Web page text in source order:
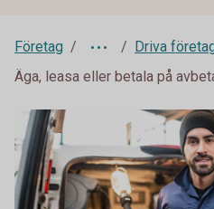
Företag
Driva
Äga, leasa eller betala på